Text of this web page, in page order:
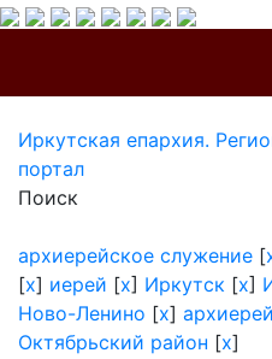
Иркутская епархия.
портал
Поиск
архиерейское служение [
[x] иерей [x] Иркутск [x]
Ново-Ленино [x] архиерей
Октябрьский район [x]